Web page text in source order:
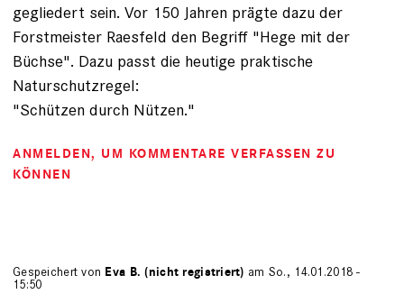
gegliedert sein. Vor 150 Jahren prägte dazu der
Forstmeister Raesfeld den Begriff "Hege mit der
Büchse". Dazu passt die heutige praktische
Naturschutzregel:
"Schützen durch Nützen."
ANMELDEN, UM KOMMENTARE VERFASSEN ZU
KÖNNEN
Gespeichert von Eva B. (nicht registriert) am So., 14.01.2018 -
15:50